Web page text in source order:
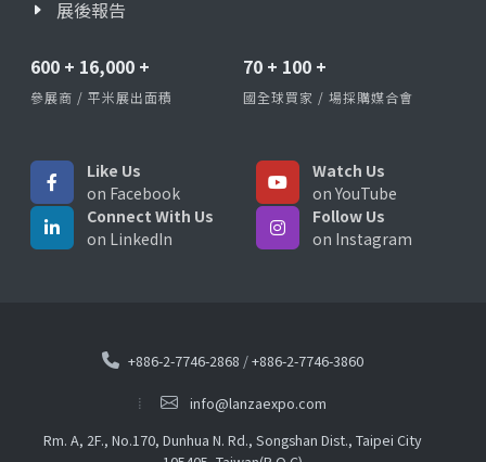
展後報告
600 + 16,000 +
參展商 / 平米展出面積
70 + 100 +
國全球買家 / 場採購媒合會
Like Us
on Facebook
Watch Us
on YouTube
Connect With Us
on LinkedIn
Follow Us
on Instagram
+886-2-7746-2868 /+886-2-7746-3860
info@lanzaexpo.com
Rm. A, 2F., No.170, Dunhua N. Rd., Songshan Dist., Taipei City